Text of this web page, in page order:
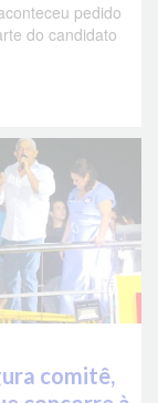
pedido
do candidato
comitê,